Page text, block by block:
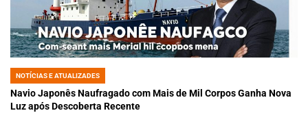
POSTED
IN
NOTÍCIAS E ATUALIZADES
Navio Japonês Naufragado com Mais de Mil Corpos Ganha Nova
Luz após Descoberta Recente